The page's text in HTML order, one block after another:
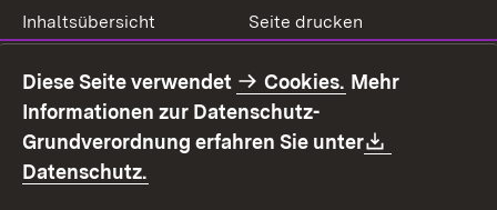
Inhaltsübersicht
Seite drucken
Benutzungshinweise
Erklärung zur
Barrierefreiheit
Kontakt
Fehlerhaften Link melden
Diese Seite verwendet Cookies. Mehr
Informationen zur Datenschutz-
Grundverordnung erfahren Sie unter
Datenschutz.